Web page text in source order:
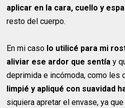
aplicar en la cara, cuello y
resto del cuerpo.
En mi caso lo utilicé para mi
aliviar ese ardor que sentía y
deprimida e incómoda, como les
limpié y apliqué con suavidad
siquiera apretar el envase, ya